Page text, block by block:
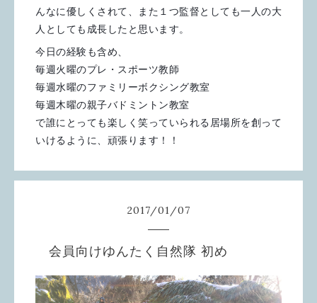
んなに優しくされて、また１つ監督としても一人の大
人としても成長したと思います。
今日の経験も含め、
毎週火曜のプレ・スポーツ教師
毎週水曜のファミリーボクシング教室
毎週木曜の親子バドミントン教室
で誰にとっても楽しく笑っていられる居場所を創って
いけるように、頑張ります！！
2017/01/07
会員向けゆんたく自然隊 初め